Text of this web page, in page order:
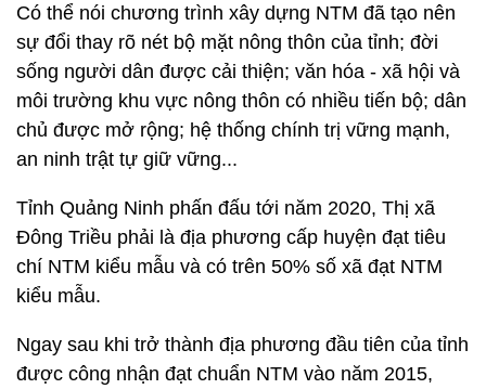
Có thể nói chương trình xây dựng NTM đã tạo nên
sự đổi thay rõ nét bộ mặt nông thôn của tỉnh; đời
sống người dân được cải thiện; văn hóa - xã hội và
môi trường khu vực nông thôn có nhiều tiến bộ; dân
chủ được mở rộng; hệ thống chính trị vững mạnh,
an ninh trật tự giữ vững...
Tỉnh Quảng Ninh phấn đấu tới năm 2020, Thị xã
Đông Triều phải là địa phương cấp huyện đạt tiêu
chí NTM kiểu mẫu và có trên 50% số xã đạt NTM
kiểu mẫu.
Ngay sau khi trở thành địa phương đầu tiên của tỉnh
được công nhận đạt chuẩn NTM vào năm 2015,